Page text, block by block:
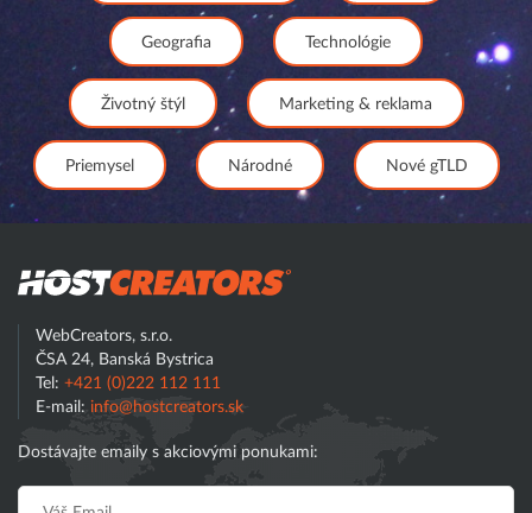
Geografia Technológie
Životný štýl Marketing & reklama
Priemysel Národné Nové gTLD
WebCreators, s.r.o.
ČSA 24, Banská Bystrica
Tel: +421 (0)222 112 111
E-mail: info@hostcreators.sk
Dostávajte emaily s akciovými ponukami: